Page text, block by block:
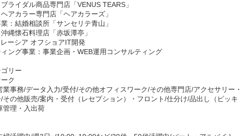
ライダル商品専門店「VENUS TEARS」
アカラー専門店「ヘアカラーズ」
：結婚相談所「サンセリテ青山」
縄懐石料理店「赤坂潭亭」
ーシア オフショアIT開発
ング事業：事業企画・WEB運用コンサルティング
リー
ク
業事務/データ入力/受付/その他オフィスワーク/その他専門店/アクセサリー・
その他販売/案内・受付（レセプション）・フロント/仕分け/品出し（ピッキ
管理・入出荷